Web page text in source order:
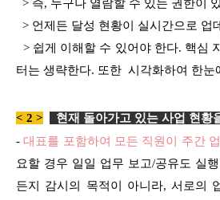
> 즉, 누구나 열람할 수 있는 권한이
> 언제든 달성 현황이 실시간으로 업
> 쉽게 이해할 수 있어야 한다. 핵심
터는 생략한다. 또한 시각화하여 한눈
< 2 > 현재 돌아가고 있는 사업 현황
-대표를 포함하여 모든 직원이 주간
요할 경우 일일 업무 보고/공유도 실
든지 감시의 목적이 아니라, 서로의